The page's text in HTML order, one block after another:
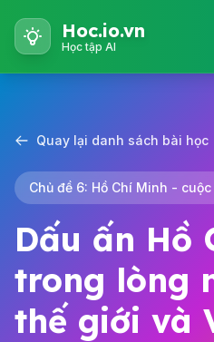
Hoc.io.vn
Học tập AI
Quay lại danh sách bài học
Chủ đề 6: Hồ Chí Minh -
Dấu ấn Hồ
trong lòng
thế giới và